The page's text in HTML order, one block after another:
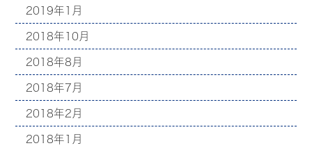
2019年1月
2018年10月
2018年8月
2018年7月
2018年2月
2018年1月